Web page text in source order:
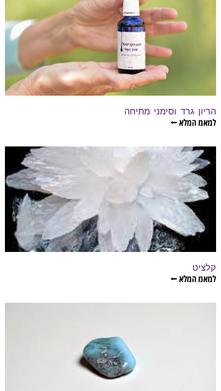
הריון גרד וסימני מתיחה
למאמ המלא ⭠
קלציט
למאמ המלא ⭠